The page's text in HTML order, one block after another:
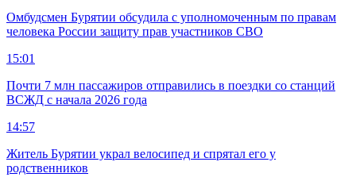
Омбудсмен Бурятии обсудила с уполномоченным по правам
человека России защиту прав участников СВО
15:01
Почти 7 млн пассажиров отправились в поездки со станций
ВСЖД с начала 2026 года
14:57
Житель Бурятии украл велосипед и спрятал его у
родственников